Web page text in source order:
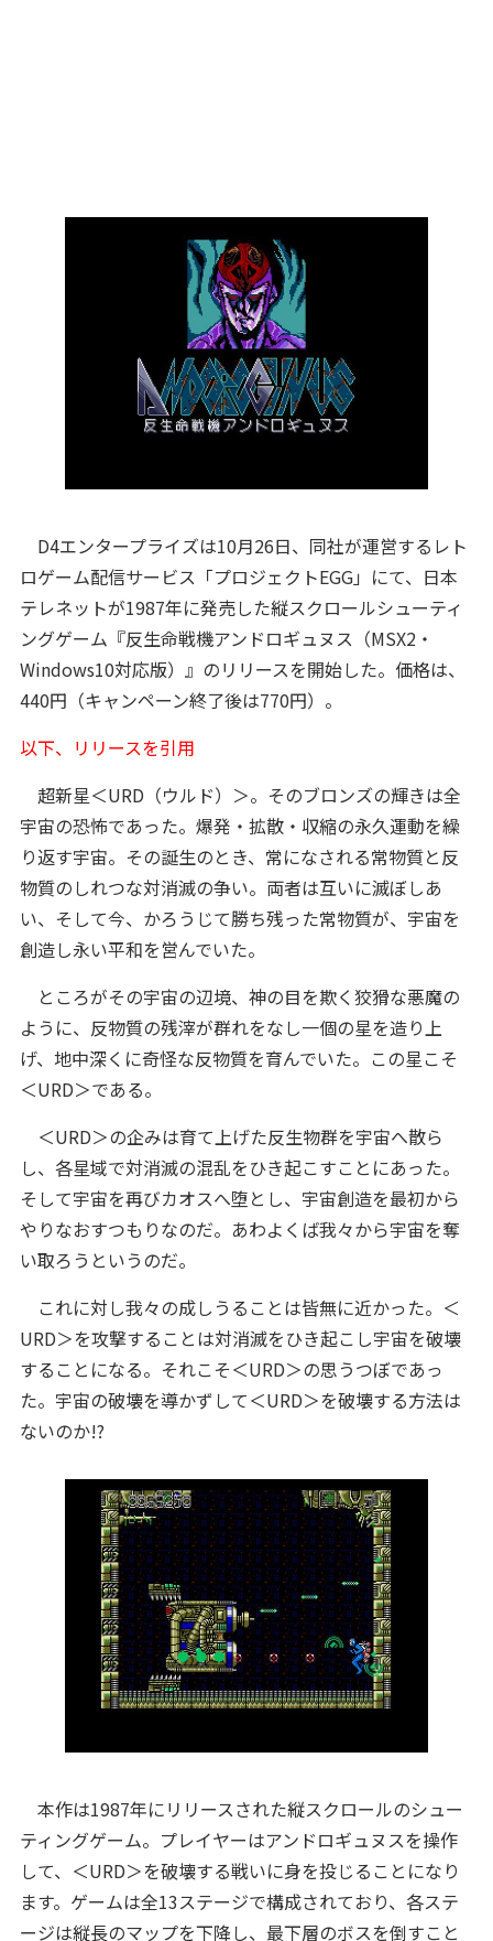
D4エンタープライズは10月26日、同社が運営するレト
ロゲーム配信サービス「プロジェクトEGG」にて、日本
テレネットが1987年に発売した縦スクロールシューティ
ングゲーム『反生命戦機アンドロギュヌス（MSX2・
Windows10対応版）』のリリースを開始した。価格は、
440円（キャンペーン終了後は770円）。
以下、リリースを引用
超新星＜URD（ウルド）＞。そのブロンズの輝きは全
宇宙の恐怖であった。爆発・拡散・収縮の永久運動を繰
り返す宇宙。その誕生のとき、常になされる常物質と反
物質のしれつな対消滅の争い。両者は互いに滅ぼしあ
い、そして今、かろうじて勝ち残った常物質が、宇宙を
創造し永い平和を営んでいた。
ところがその宇宙の辺境、神の目を欺く狡猾な悪魔の
ように、反物質の残滓が群れをなし一個の星を造り上
げ、地中深くに奇怪な反物質を育んでいた。この星こそ
＜URD＞である。
＜URD＞の企みは育て上げた反生物群を宇宙へ散ら
し、各星域で対消滅の混乱をひき起こすことにあった。
そして宇宙を再びカオスへ堕とし、宇宙創造を最初から
やりなおすつもりなのだ。あわよくば我々から宇宙を奪
い取ろうというのだ。
これに対し我々の成しうることは皆無に近かった。＜
URD＞を攻撃することは対消滅をひき起こし宇宙を破壊
することになる。それこそ＜URD＞の思うつぼであっ
た。宇宙の破壊を導かずして＜URD＞を破壊する方法は
ないのか!?
本作は1987年にリリースされた縦スクロールのシュー
ティングゲーム。プレイヤーはアンドロギュヌスを操作
して、＜URD＞を破壊する戦いに身を投じることになり
ます。ゲームは全13ステージで構成されており、各ステ
ージは縦長のマップを下降し、最下層のボスを倒すこと